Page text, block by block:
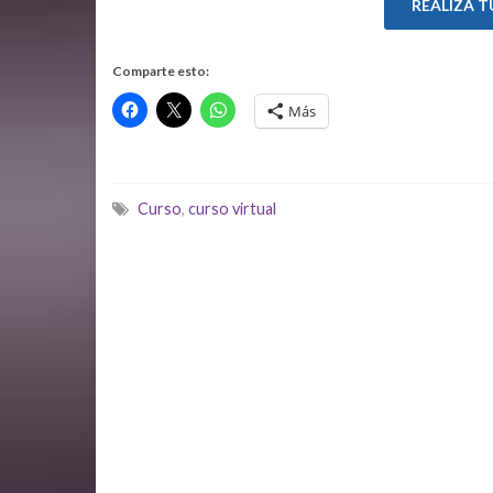
REALIZA
Comparte esto:
Más
Curso, curso virtual